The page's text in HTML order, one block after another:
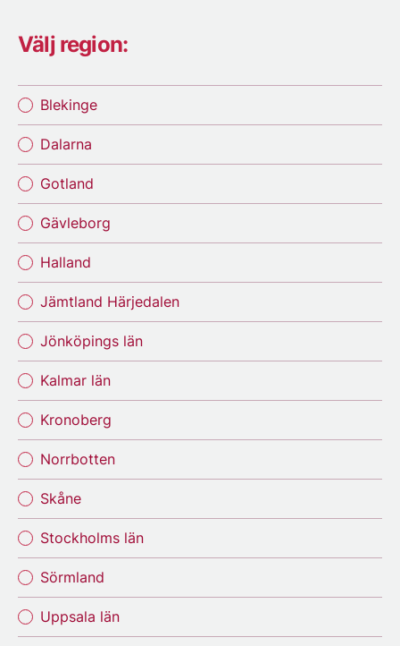
Välj region:
Blekinge
Dalarna
Gotland
Gävleborg
Halland
Jämtland Härjedalen
Jönköpings län
Kalmar län
Kronoberg
Norrbotten
Skåne
Stockholms län
Sörmland
Uppsala län